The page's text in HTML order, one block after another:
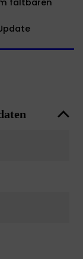
faltbaren